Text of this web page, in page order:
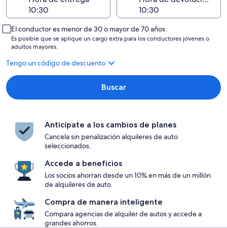
El conductor es menor de 30 o mayor de 70 años.
Es posible que se aplique un cargo extra para los conductores jóvenes o
adultos mayores.
Tengo un código de descuento
Buscar
Anticípate a los cambios de planes
Cancela sin penalización alquileres de auto
seleccionados.
Accede a beneficios
Los socios ahorran desde un 10% en más de un millón
de alquileres de auto.
Compra de manera inteligente
Compara agencias de alquiler de autos y accede a
grandes ahorros.